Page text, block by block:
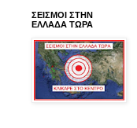
ΣΕΙΣΜΟΙ ΣΤΗΝ
ΕΛΛΑΔΑ ΤΩΡΑ